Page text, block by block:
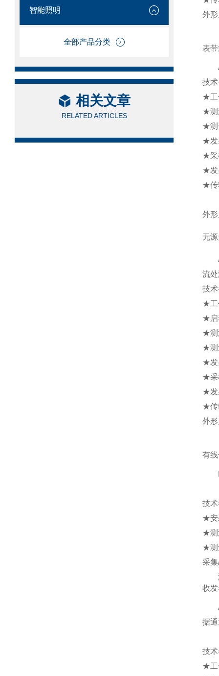
智能照明
全部产品分类
相关文章
RELATED ARTICLES
外
表
技
★工
★测
★测
★发
★采
★发
★传
外
无
流
技
★工
★启
★测
★测
★发
★采
★发
★传
外
有
技
★安
★测
★测
采
测
收
据
技
★工